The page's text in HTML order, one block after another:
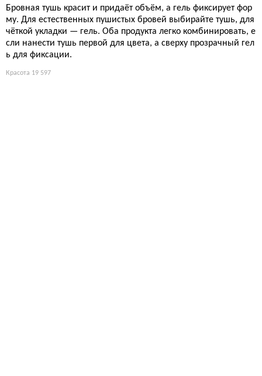
Бровная тушь красит и придаёт объём, а гель фиксирует фор
му. Для естественных пушистых бровей выбирайте тушь, для
чёткой укладки — гель. Оба продукта легко комбинировать, е
сли нанести тушь первой для цвета, а сверху прозрачный гел
ь для фиксации.
Красота 19 597